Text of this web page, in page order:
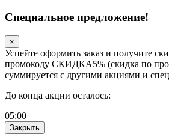
Специальное предложение!
×
Успейте оформить заказ и получите
промокоду СКИДКА5% (скидка по
суммируется с другими акциями и
До конца акции осталось:
05:00
Закрыть